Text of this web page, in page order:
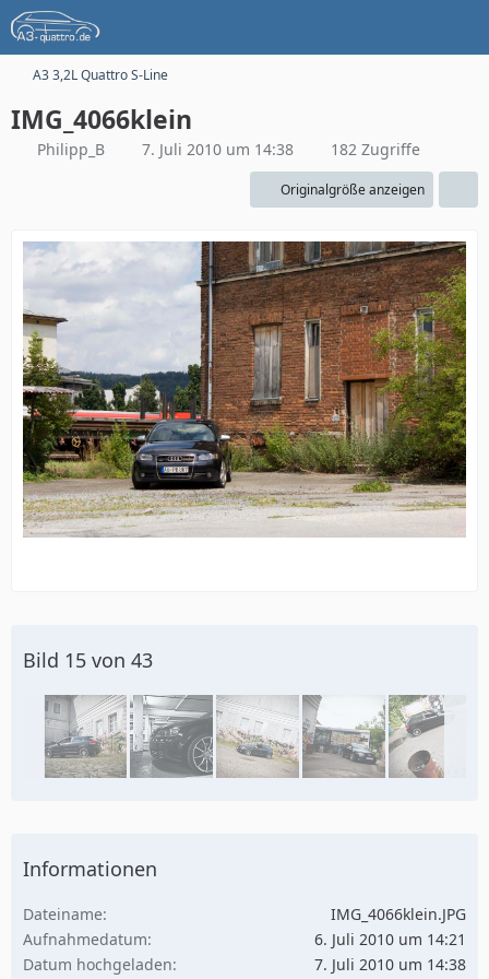
A3 3,2L Quattro S-Line
IMG_4066klein
Philipp_B 7. Juli 2010 um 14:38 182 Zugriffe
Originalgröße anzeigen
Bild 15 von 43
Informationen
Dateiname
IMG_4066klein.JPG
Aufnahmedatum
6. Juli 2010 um 14:21
Datum hochgeladen
7. Juli 2010 um 14:38